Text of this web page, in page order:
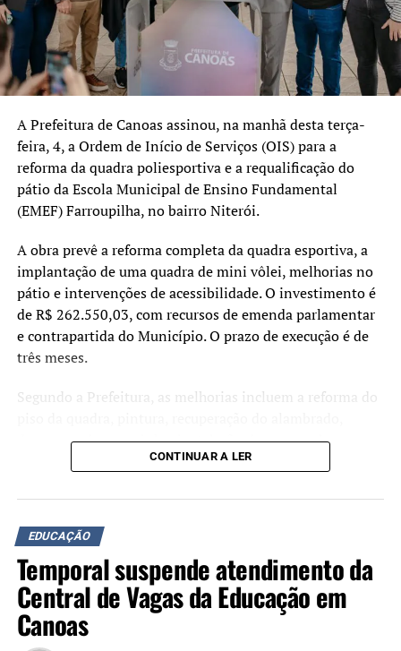
A Prefeitura de Canoas assinou, na manhã desta terça-
feira, 4, a Ordem de Início de Serviços (OIS) para a
reforma da quadra poliesportiva e a requalificação do
pátio da Escola Municipal de Ensino Fundamental
(EMEF) Farroupilha, no bairro Niterói.
A obra prevê a reforma completa da quadra esportiva, a
implantação de uma quadra de mini vôlei, melhorias no
pátio e intervenções de acessibilidade. O investimento é
de R$ 262.550,03, com recursos de emenda parlamentar
e contrapartida do Município. O prazo de execução é de
três meses.
Segundo a Prefeitura, as melhorias incluem a reforma do
drenagem do parquinho, instalação de mesas e bancos,
adequação das calçadas para acessibilidade e a
intervenções em uma área de 378,9 metros quadrados.
Durante o ato de assinatura, o prefeito Airton Souza
afirmou que a qualificação da estrutura escolar faz parte
dos investimentos na rede municipal de ensino.
“Quando investimos em
CONTINUAR A LER
EDUCAÇÃO
Temporal suspende atendimento da
Central de Vagas da Educação em
Canoas